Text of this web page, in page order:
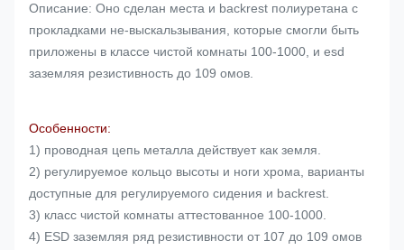
Описание: Оно сделан места и backrest полиуретана с
прокладками не-выскальзывания, которые смогли быть
приложены в классе чистой комнаты 100-1000, и esd
заземляя резистивность до 109 омов.
Особенности:
1) проводная цепь металла действует как земля.
2) регулируемое кольцо высоты и ноги хрома, варианты
доступные для регулируемого сидения и backrest.
3) класс чистой комнаты аттестованное 100-1000.
4) ESD заземляя ряд резистивности от 107 до 109 омов